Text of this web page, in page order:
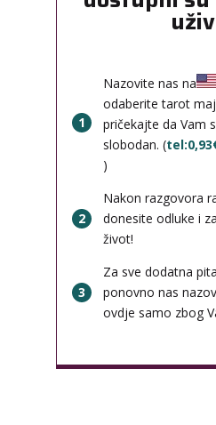
1
Nazovite nas na
odaberite tarot
pričekajte da Vam
slobodan. (
)
2
Nakon razgovora
donesite odluke i
život!
3
Za sve dodatna
ponovno nas
ovdje samo zbog